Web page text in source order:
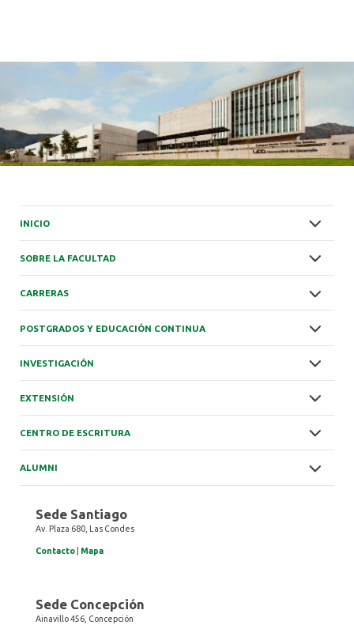
INICIO
SOBRE LA FACULTAD
CARRERAS
POSTGRADOS Y EDUCACIÓN CONTINUA
INVESTIGACIÓN
EXTENSIÓN
CENTRO DE ESCRITURA
ALUMNI
Sede Santiago
Av. Plaza 680, Las Condes
Contacto Mapa
Sede Concepción
Ainavillo 456, Concepción